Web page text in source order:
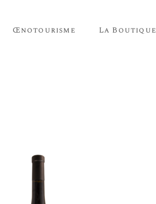
Œnotourisme La Boutique
Vins